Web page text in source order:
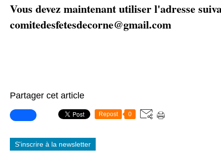
Vous devez maintenant utiliser l'adresse
comitedesfetesdecorne@gmail.com
Partager cet article
Repost 0
S'inscrire à la newsletter